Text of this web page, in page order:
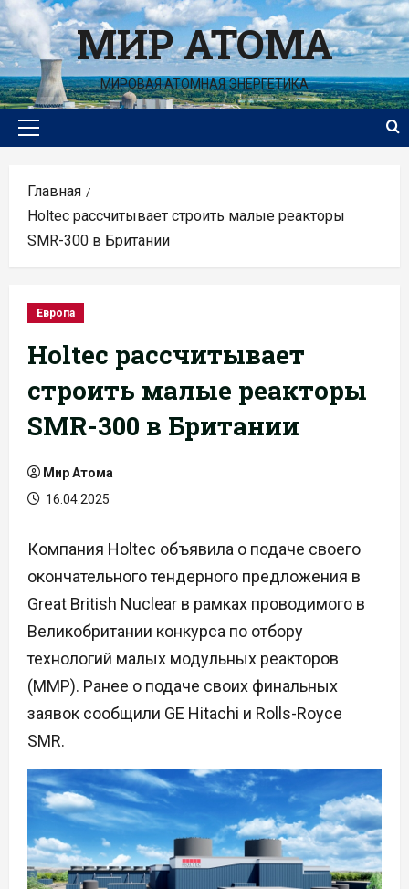
Перейти
к
содержимомуМИР АТОМА
МИРОВАЯ АТОМНАЯ ЭНЕРГЕТИКА
Основное
Главная
Holtec рассчитывает строить малые реакторы
SMR-300 в Британии
Европа
Holtec рассчитывает
строить малые реакторы
SMR-300 в Британии
Мир Атома
16.04.2025
Компания Holtec объявила о подаче своего
окончательного тендерного предложения в
Great British Nuclear в рамках проводимого в
Великобритании конкурса по отбору
технологий малых модульных реакторов
(ММР). Ранее о подаче своих финальных
заявок сообщили GE Hitachi и Rolls-Royce
SMR.